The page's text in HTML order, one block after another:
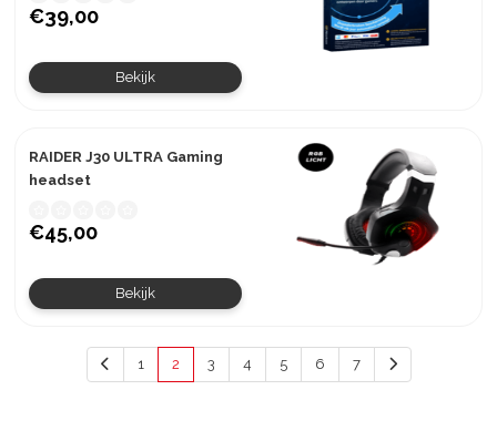
€39,00
Bekijk
RAIDER J30 ULTRA Gaming
headset
€45,00
Bekijk
1 2 3 4 5 6 7